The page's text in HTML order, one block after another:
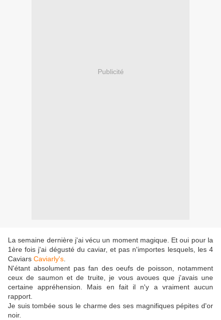
Publicité
La semaine dernière j'ai vécu un moment magique. Et oui pour la
1ère fois j'ai dégusté du caviar, et pas n'importes lesquels, les 4
Caviars Caviarly's
N'étant absolument pas fan des oeufs de poisson, notamment
ceux de saumon et de truite, je vous avoues que j'avais une
certaine appréhension. Mais en fait il n'y a vraiment aucun
rapport.
Je suis tombée sous le charme des ses magnifiques pépites d'or
noir.